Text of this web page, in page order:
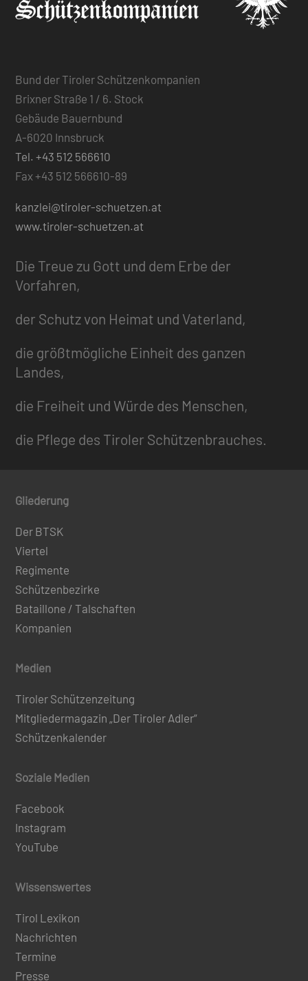
Bund der Tiroler Schützenkompanien
Brixner Straße 1 / 6. Stock
Gebäude Bauernbund
A-6020 Innsbruck
Tel. +43 512 566610
Fax +43 512 566610-89
kanzlei@tiroler-schuetzen.at
www.tiroler-schuetzen.at
Die Treue zu Gott und dem Erbe der
Vorfahren,
der Schutz von Heimat und Vaterland,
die größtmögliche Einheit des ganzen
Landes,
die Freiheit und Würde des Menschen,
die Pflege des Tiroler Schützenbrauches.
Gliederung
Der BTSK
Viertel
Regimente
Schützenbezirke
Bataillone / Talschaften
Kompanien
Medien
Tiroler Schützenzeitung
Mitgliedermagazin „Der Tiroler Adler“
Schützenkalender
Soziale Medien
Facebook
Instagram
YouTube
Wissenswertes
Tirol Lexikon
Nachrichten
Termine
Presse